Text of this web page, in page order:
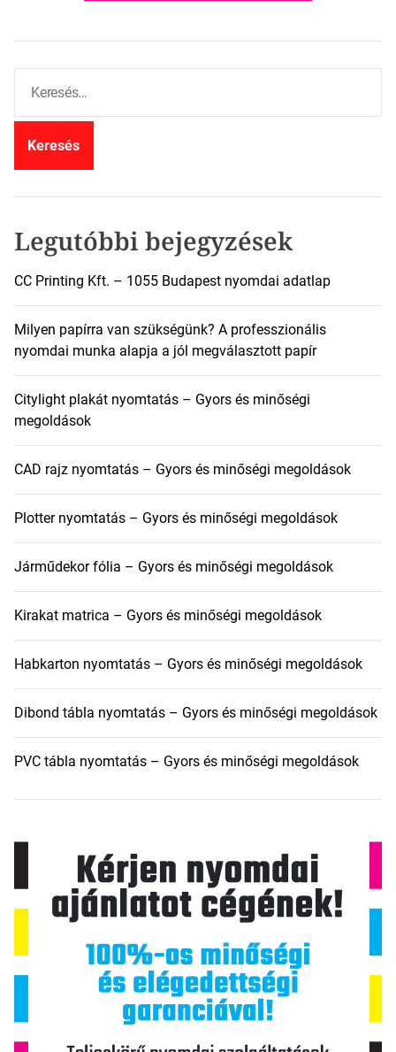
r
Legutóbbi bejegyzések
CC Printing Kft. – 1055 Budapest nyomdai adatlap
Milyen papírra van szükségünk? A professzionális
nyomdai munka alapja a jól megválasztott papír
Citylight plakát nyomtatás – Gyors és minőségi
megoldások
CAD rajz nyomtatás – Gyors és minőségi megoldások
Plotter nyomtatás – Gyors és minőségi megoldások
Járműdekor fólia – Gyors és minőségi megoldások
Kirakat matrica – Gyors és minőségi megoldások
Habkarton nyomtatás – Gyors és minőségi megoldások
Dibond tábla nyomtatás – Gyors és minőségi megoldások
PVC tábla nyomtatás – Gyors és minőségi megoldások